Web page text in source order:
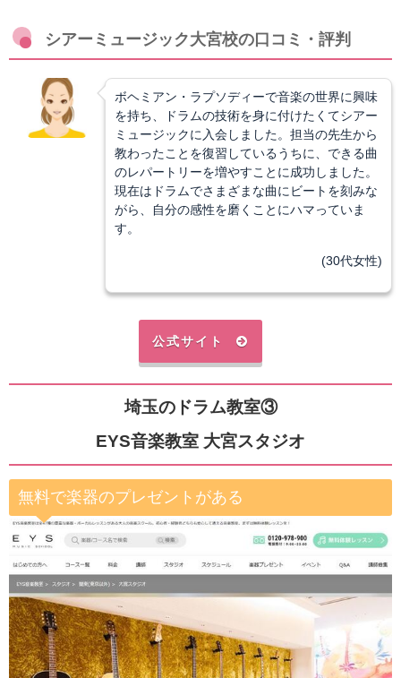
シアーミュージック大宮校の口コミ・評判
ボヘミアン・ラプソディーで音楽の世界に興味
を持ち、ドラムの技術を身に付けたくてシアー
ミュージックに入会しました。担当の先生から
教わったことを復習しているうちに、できる曲
のレパートリーを増やすことに成功しました。
現在はドラムでさまざまな曲にビートを刻みな
がら、自分の感性を磨くことにハマっていま
す。
(30代女性)
公式サイト
埼玉のドラム教室③
EYS音楽教室 大宮スタジオ
無料で楽器のプレゼントがある